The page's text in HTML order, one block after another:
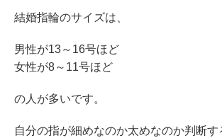
結婚指輪のサイズは、
男性が13～16号ほど
女性が8～11号ほど
の人が多いです。
自分の指が細めなのか太めなのか判断